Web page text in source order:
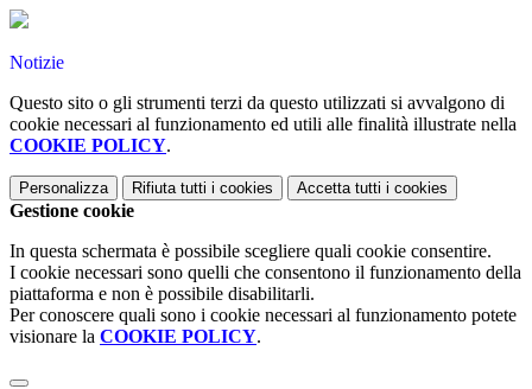
Notizie
Questo sito o gli strumenti terzi da questo utilizzati si avvalgono di
cookie necessari al funzionamento ed utili alle finalità illustrate nella
COOKIE POLICY.
Personalizza Rifiuta tutti i cookies Accetta tutti i cookies
Gestione cookie
In questa schermata è possibile scegliere quali cookie consentire.
I cookie necessari sono quelli che consentono il funzionamento della
piattaforma e non è possibile disabilitarli.
Per conoscere quali sono i cookie necessari al funzionamento potete
visionare la COOKIE POLICY.